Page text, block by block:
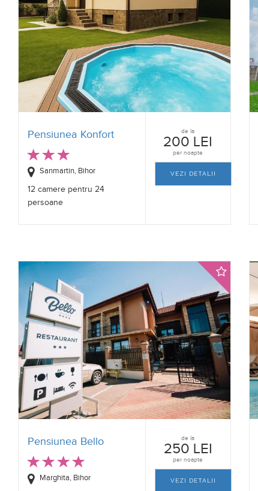
Pensiunea Konfort
Sanmartin, Bihor
12 camere pentru 24
persoane
de la
200 LEI
per noapte
VEZI DETALII
Pensiunea Bello
Marghita, Bihor
de la
250 LEI
per noapte
VEZI DETALII